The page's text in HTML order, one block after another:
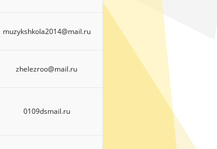
muzykshkola2014@mail.ru
zhelezroo@mail.ru
0109dsmail.ru